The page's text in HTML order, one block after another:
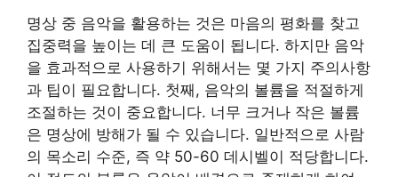
명상 중 음악을 활용하는 것은 마음의 평화를 찾고
집중력을 높이는 데 큰 도움이 됩니다. 하지만 음악
을 효과적으로 사용하기 위해서는 몇 가지 주의사항
과 팁이 필요합니다. 첫째, 음악의 볼륨을 적절하게
조절하는 것이 중요합니다. 너무 크거나 작은 볼륨
은 명상에 방해가 될 수 있습니다. 일반적으로 사람
의 목소리 수준, 즉 약 50-60 데시벨이 적당합니다.